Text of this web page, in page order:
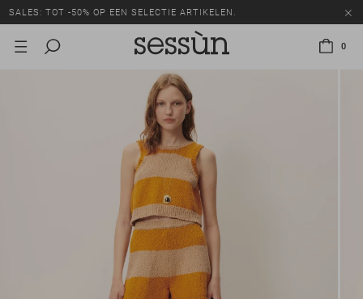
SALES: TOT -50% OP EEN SELECTIE ARTIKELEN.
0